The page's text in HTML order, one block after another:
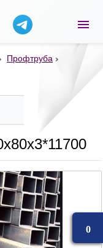
со склада в
Профтруба
0